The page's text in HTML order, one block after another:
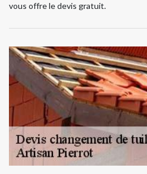
vous offre le devis gratuit.